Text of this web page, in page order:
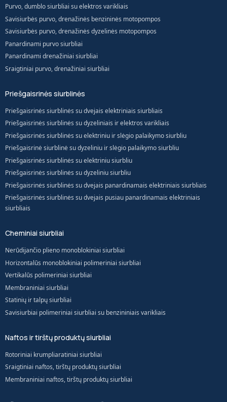
Purvo, dumblo siurbliai su elektros varikliais
Savisiurbės purvo, drenažinės benzininės motopompos
Savisiurbės purvo, drenažinės dyzelinės motopompos
Panardinami purvo siurbliai
Panardinami drenažiniai siurbliai
Sraigtiniai purvo, drenažiniai siurbliai
Priešgaisrinės siurblinės
Priešgaisrinės siurblinės su dvejais elektriniais siurbliais
Priešgaisrinės siurblinės su dyzeliniais ir elektros varikliais
Priešgaisrinės siurblinės su elektriniu ir slėgio palaikymo siurbliu
Priešgaisrinė siurblinė su dyzeliniu ir slėgio palaikymo siurbliu
Priešgaisrinės siurblinės su elektriniu siurbliu
Priešgaisrinės siurblinės su dyzeliniu siurbliu
Priešgaisrinės siurblinės su dvejais panardinamais elektriniais siurbliais
Priešgaisrinės siurblinės su dvejais pusiau panardinamais elektriniais
siurbliais
Cheminiai siurbliai
Nerūdijančio plieno monoblokiniai siurbliai
Horizontalūs monoblokiniai polimeriniai siurbliai
Vertikalūs polimeriniai siurbliai
Membraniniai siurbliai
Statinių ir talpų siurbliai
Savisiurbiai polimeriniai siurbliai su benzininiais varikliais
Naftos ir tirštų produktų siurbliai
Rotoriniai krumpliaratiniai siurbliai
Sraigtiniai naftos, tirštų produktų siurbliai
Membraniniai naftos, tirštų produktų siurbliai